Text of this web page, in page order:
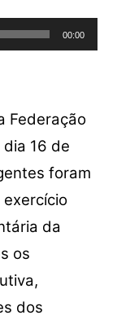
00:00
Federação
16 de
foram
da
os
dos